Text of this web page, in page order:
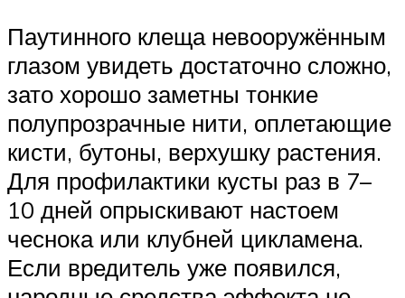
Паутинного клеща невооружённым
глазом увидеть достаточно сложно,
зато хорошо заметны тонкие
полупрозрачные нити, оплетающие
кисти, бутоны, верхушку растения.
Для профилактики кусты раз в 7–
10 дней опрыскивают настоем
чеснока или клубней цикламена.
Если вредитель уже появился,